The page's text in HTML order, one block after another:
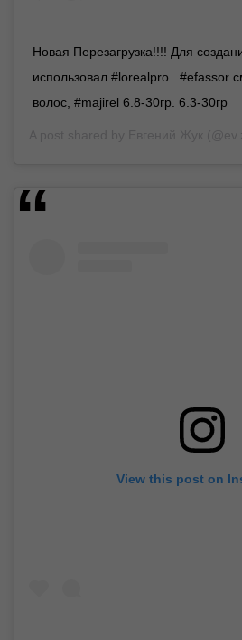
Новая Перезагрузка!!!! Для
использовал #lorealpro . #efassor
волос, #majirel 6.8-30гр. 6.3-30гр
View this post on